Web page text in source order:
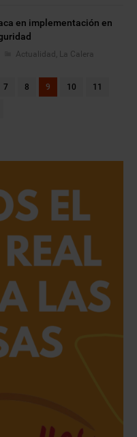
en implementación en
Actualidad La Calera
7 8 9 10 11